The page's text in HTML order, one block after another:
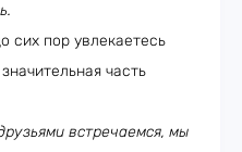
сих пор увлекаетесь
часть
встречаемся, мы